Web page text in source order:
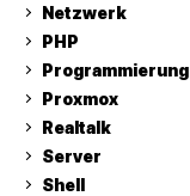
Netzwerk
PHP
Programmierung
Proxmox
Realtalk
Server
Shell